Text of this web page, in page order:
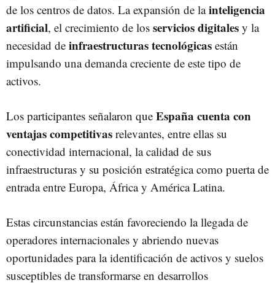
de los centros de datos. La expansión de lainteligencia
artificial, el crecimiento de los servicios digitales y la
necesidad de infraestructuras tecnológicas están
impulsando una demanda creciente de este tipo de
activos.
Los participantes señalaron que España cuenta con
ventajas competitivas relevantes, entre ellas su
conectividad internacional, la calidad de sus
infraestructuras y su posición estratégica como puerta de
entrada entre Europa, África y América Latina.
Estas circunstancias están favoreciendo la llegada de
operadores internacionales y abriendo nuevas
oportunidades para la identificación de activos y suelos
susceptibles de transformarse en desarrollos